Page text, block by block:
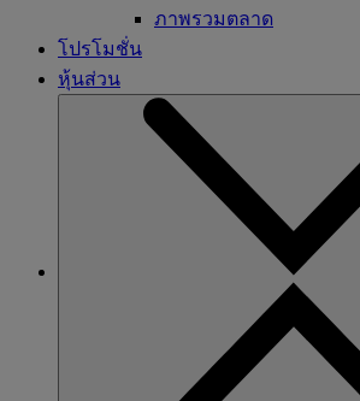
ภาพรวมตลาด
โปรโมชั่น
หุ้นส่วน